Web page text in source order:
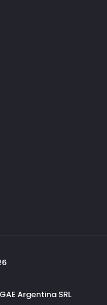
Argentina SRL